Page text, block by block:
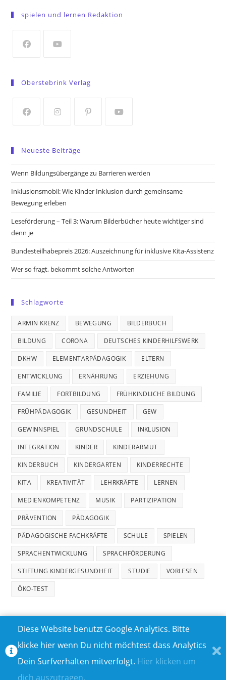
a
tab
spielen und lernen Redaktion
a
tab
tab
Oberstebrink Verlag
a
new
new
a
new
new
Neueste Beiträge
Wenn Bildungsübergänge zu Barrieren werden
Inklusionsmobil: Wie Kinder Inklusion durch gemeinsame
Bewegung erleben
Leseförderung – Teil 3: Warum Bilderbücher heute wichtiger sind
denn je
Bundesteilhabepreis 2026: Auszeichnung für inklusive Kita-Assistenz
Wer so fragt, bekommt solche Antworten
Schlagworte
ARMIN KRENZ BEWEGUNG BILDERBUCH
BILDUNG CORONA DEUTSCHES KINDERHILFSWERK
DKHW ELEMENTARPÄDAGOGIK ELTERN
ENTWICKLUNG ERNÄHRUNG ERZIEHUNG
FAMILIE FORTBILDUNG FRÜHKINDLICHE BILDUNG
FRÜHPÄDAGOGIK GESUNDHEIT GEW
GEWINNSPIEL GRUNDSCHULE INKLUSION
INTEGRATION KINDER KINDERARMUT
KINDERBUCH KINDERGARTEN KINDERRECHTE
KITA KREATIVITÄT LEHRKRÄFTE LERNEN
MEDIENKOMPETENZ MUSIK PARTIZIPATION
PRÄVENTION PÄDAGOGIK
PÄDAGOGISCHE FACHKRÄFTE SCHULE SPIELEN
SPRACHENTWICKLUNG SPRACHFÖRDERUNG
STIFTUNG KINDERGESUNDHEIT STUDIE VORLESEN
ÖKO-TEST
TEILNAHMEBEDINGUNGEN FÜR GEWINNSPIELE
IMPRESSUM
Diese Website benutzt Google Analytics. Bitte
klicke hier wenn Du nicht möchtest dass Analytics
Dein Surfverhalten mitverfolgt. Hier klicken um
dich auszutragen.